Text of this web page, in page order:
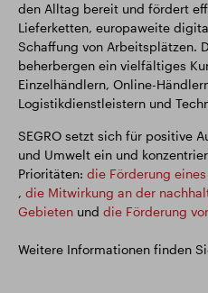
den Alltag bereit und fördert
Lieferketten, europaweite
Schaffung von Arbeitsplätzen.
beherbergen ein vielfältiges
Einzelhändlern, Online-
Logistikdienstleistern und
SEGRO setzt sich für positive
und Umwelt ein und
Prioritäten: die Förderung
, die Mitwirkung an der
Gebieten und die Förderung
Weitere Informationen finden